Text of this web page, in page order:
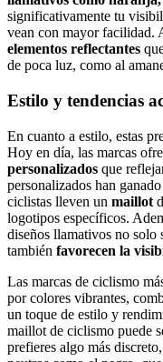
significativamente tu
vean con mayor facilidad.
elementos reflectantes
de poca luz, como al
Estilo y tendencias
En cuanto a estilo, estas
Hoy en día, las marcas
personalizados que
personalizados han
ciclistas lleven un maillot
logotipos específicos.
diseños llamativos no solo
también favorecen la
Las marcas de ciclismo
por colores vibrantes,
un toque de estilo y
maillot de ciclismo puede
prefieres algo más